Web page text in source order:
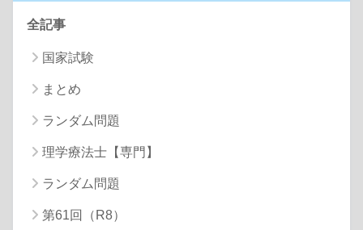
全記事
国家試験
まとめ
ランダム問題
理学療法士【専門】
ランダム問題
第61回（R8）